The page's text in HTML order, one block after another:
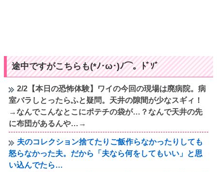
途中ですがこちらも(*ﾉ･ω･)ﾉ⌒。ﾄﾞｿﾞ
2/2【本日の恐怖体験】ワイの今回の現場は廃病院。病
室バラしとったらふと疑問。天井の隙間が少なスギィ！
→なんでこんなとこにポテチの袋が…？なんで天井の先
に布団があるんや…→
夫のコレクション捨てたりご飯作らなかったりしても
怒らなかった夫。だから「夫なら何をしてもいい」と思
い込んでたら…